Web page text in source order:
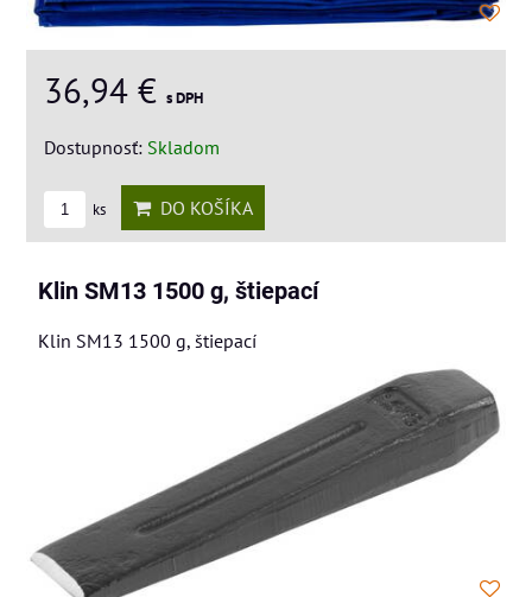
36,94 € s DPH
Dostupnosť: Skladom
ks DO KOŠÍKA
Klin SM13 1500 g, štiepací
Klin SM13 1500 g, štiepací